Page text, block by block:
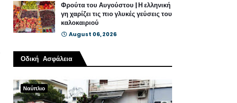
Φρούτα του Αυγούστου | Η ελληνική
γη χαρίζει τις πιο γλυκές γεύσεις του
καλοκαιριού
August 06, 2026
Οδική Ασφάλεια
Ναύπλιο